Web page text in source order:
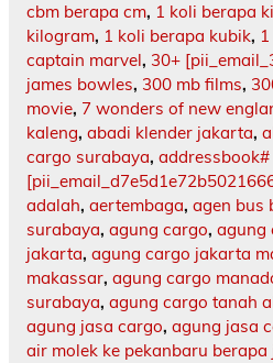
cbm berapa cm, 1 koli berapa
kilogram, 1 koli berapa kubik,
captain marvel, 30+
james bowles, 300 mb films,
movie, 7 wonders of new
kaleng, abadi klender jakarta,
cargo surabaya, addressbook#
adalah, aertembaga, agen bus
surabaya, agung cargo, agung
jakarta, agung cargo jakarta
makassar, agung cargo
surabaya, agung cargo tanah
agung jasa cargo, agung jasa
air molek ke pekanbaru berapa